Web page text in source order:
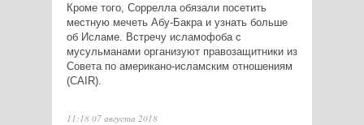
Кроме того, Соррелла обязали посетить
местную мечеть Абу-Бакра и узнать больше
об Исламе. Встречу исламофоба с
мусульманами организуют правозащитники из
Совета по американо-исламским отношениям
(CAIR).
11:18 07 августа 2018